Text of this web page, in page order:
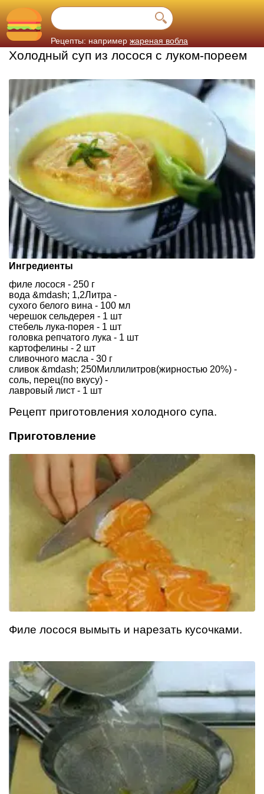
Рецепты: например жареная вобла
Холодный суп из лосося с луком-пореем
Ингредиенты
филе лосося - 250 г
вода &mdash; 1,2Литра -
сухого белого вина - 100 мл
черешок сельдерея - 1 шт
стебель лука-порея - 1 шт
головка репчатого лука - 1 шт
картофелины - 2 шт
сливочного масла - 30 г
сливок &mdash; 250Миллилитров(жирностью 20%) -
соль, перец(по вкусу) -
лавровый лист - 1 шт
Рецепт приготовления холодного супа.
Приготовление
Филе лосося вымыть и нарезать кусочками.